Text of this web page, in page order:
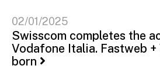
02/01/2025
Swisscom completes the
Vodafone Italia. Fastweb +
born